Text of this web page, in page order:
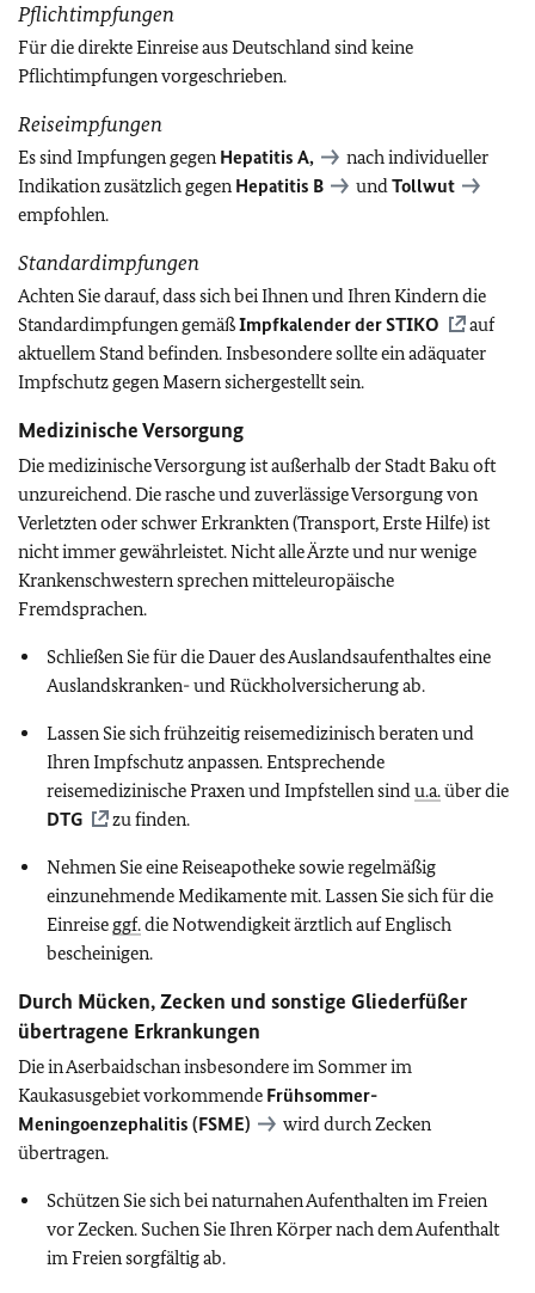
Pflichtimpfungen
Für die direkte Einreise aus Deutschland sind keine
Pflichtimpfungen vorgeschrieben.
Reiseimpfungen
Es sind Impfungen gegen Hepatitis A,
nach individueller
Indikation zusätzlich gegen Hepatitis B undTollwut
empfohlen.
Standardimpfungen
Achten Sie darauf, dass sich bei Ihnen und Ihren Kindern die
Standardimpfungen gemäßImpfkalender derSTIKO
auf
aktuellem Stand befinden. Insbesondere sollte ein adäquater
Impfschutz gegen Masern sichergestellt sein.
Medizinische Versorgung
Die medizinische Versorgung ist außerhalb der Stadt Baku oft
unzureichend. Die rasche und zuverlässige Versorgung von
Verletzten oder schwer Erkrankten (Transport, Erste Hilfe) ist
nicht immer gewährleistet. Nicht alle Ärzte und nur wenige
Krankenschwestern sprechen mitteleuropäische
Fremdsprachen.
Schließen Sie für die Dauer des Auslandsaufenthaltes eine
Auslandskranken- und Rückholversicherung ab.
Lassen Sie sich frühzeitig reisemedizinisch beraten und
Ihren Impfschutz anpassen. Entsprechende
reisemedizinische Praxen und Impfstellen sindu.a.über die
DTG
zu finden.
Nehmen Sie eine Reiseapotheke sowie regelmäßig
einzunehmende Medikamente mit. Lassen Sie sich für die
Einreise ggf.die Notwendigkeit ärztlich auf Englisch
bescheinigen.
Durch Mücken, Zecken und sonstige Gliederfüßer
übertragene Erkrankungen
Die in Aserbaidschan insbesondere im Sommer im
Kaukasusgebiet vorkommende Frühsommer-
Meningoenzephalitis (FSME)
wird durch Zecken
übertragen.
Schützen Sie sich bei naturnahen Aufenthalten im Freien
vor Zecken. Suchen Sie Ihren Körper nach dem Aufenthalt
im Freien sorgfältig ab.